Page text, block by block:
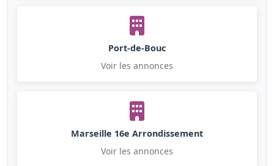
Port-de-Bouc
Voir les annonces
Marseille 16e Arrondissement
Voir les annonces